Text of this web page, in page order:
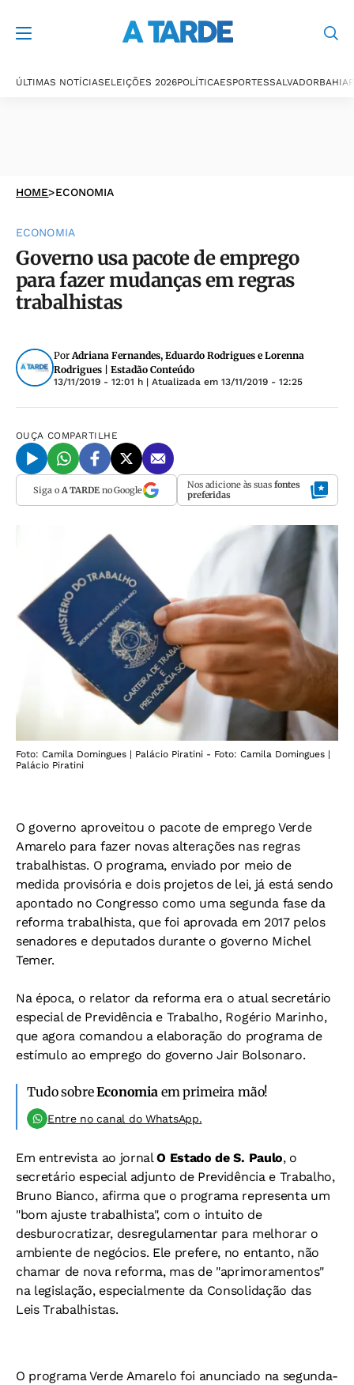
ÚLTIMAS NOTÍCIASELEIÇÕES 2026POLÍTICAESPORTESSALVADORBAHIA
HOME>ECONOMIA
ECONOMIA
Governo usa pacote de emprego
para fazer mudanças em regras
trabalhistas
PorAdriana Fernandes, Eduardo Rodrigues e Lorenna
Rodrigues | Estadão Conteúdo
13/11/2019 - 12:01 h | Atualizada em 13/11/2019 - 12:25
OUÇA COMPARTILHE
Siga o A TARDEno Google Nos adicione às suas fontes
preferidas
Foto: Camila Domingues | Palácio Piratini - Foto: Camila Domingues |
Palácio Piratini
O governo aproveitou o pacote de emprego Verde
Amarelo para fazer novas alterações nas regras
trabalhistas. O programa, enviado por meio de
medida provisória e dois projetos de lei, já está sendo
apontado no Congresso como uma segunda fase da
reforma trabalhista, que foi aprovada em 2017 pelos
senadores e deputados durante o governo Michel
Temer.
Na época, o relator da reforma era o atual secretário
especial de Previdência e Trabalho, Rogério Marinho,
que agora comandou a elaboração do programa de
estímulo ao emprego do governo Jair Bolsonaro.
Tudo sobreEconomiaem primeira mão!
Entre no canal do WhatsApp.
Em entrevista ao jornalO Estado de S. Paulo, o
secretário especial adjunto de Previdência e Trabalho,
Bruno Bianco, afirma que o programa representa um
"bom ajuste trabalhista", com o intuito de
desburocratizar, desregulamentar para melhorar o
ambiente de negócios. Ele prefere, no entanto, não
chamar de nova reforma, mas de "aprimoramentos"
na legislação, especialmente da Consolidação das
Leis Trabalhistas.
O programa Verde Amarelo foi anunciado na segunda-